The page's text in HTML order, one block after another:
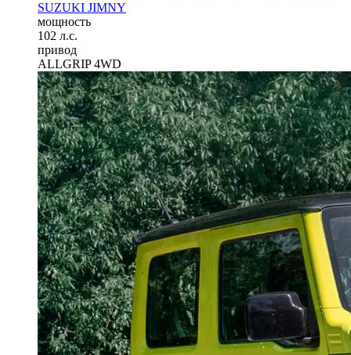
SUZUKI JIMNY
мощность
102 л.с.
привод
ALLGRIP 4WD